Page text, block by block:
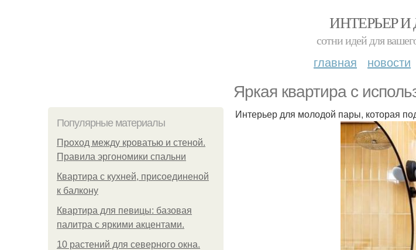
ИНТЕРЬЕР И
сотни идей для
главная новости
Яркая квартира с
Популярные материалы
Проход между кроватью и стеной.
Правила эргономики спальни
Квартира с кухней, присоединеной
к балкону
Квартира для певицы: базовая
палитра с яркими акцентами.
10 растений для северного окна.
Интерьер для молодой пары, которая